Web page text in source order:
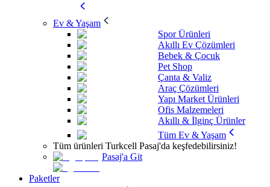
Ev & Yaşam
Spor Ürünleri
Akıllı Ev Çözümleri
Bebek & Çocuk
Pet Shop
Çanta & Valiz
Araç Çözümleri
Yapı Market Ürünleri
Ofis Malzemeleri
Akıllı & İlginç Ürünler
Tüm Ev & Yaşam
Tüm ürünleri Turkcell Pasaj'da keşfedebilirsiniz!
Pasaj'a Git
Paketler